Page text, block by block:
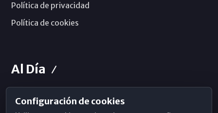
Política de privacidad
Política de cookies
Al Día
Horarios de Misa
Configuración de cookies